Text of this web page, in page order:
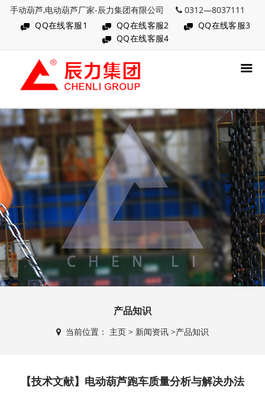
手动葫芦,电动葫芦厂家-辰力集团有限公司
0312—8037111
QQ在线客服1
QQ在线客服2
QQ在线客服3
QQ在线客服4
产品知识
当前位置： 主页> 新闻资讯>产品知识
【技术文献】电动葫芦跑车质量分析与解决办法